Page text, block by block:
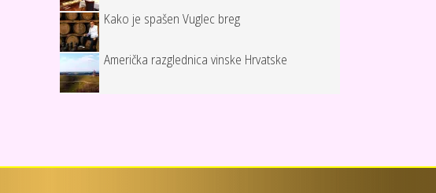
Kako je spašen Vuglec breg
Američka razglednica vinske Hrvatske